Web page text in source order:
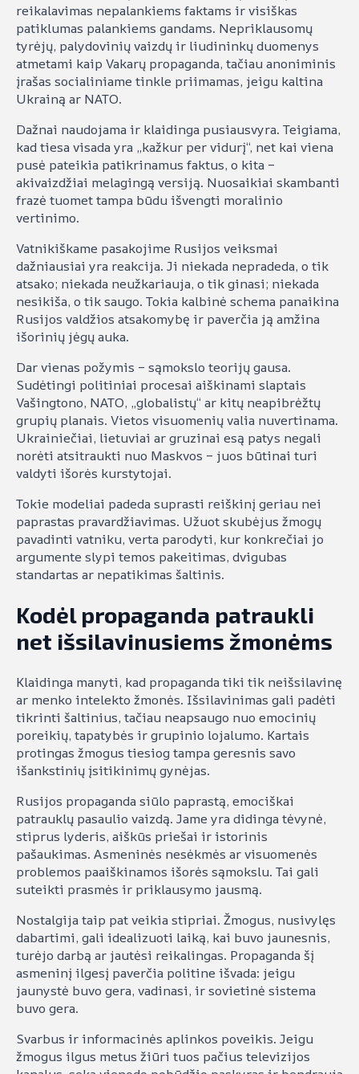
reikalavimas nepalankiems faktams ir visiškas
patiklumas palankiems gandams. Nepriklausomų
tyrėjų, palydovinių vaizdų ir liudininkų duomenys
atmetami kaip Vakarų propaganda, tačiau anoniminis
įrašas socialiniame tinkle priimamas, jeigu kaltina
Ukrainą ar NATO.
Dažnai naudojama ir klaidinga pusiausvyra. Teigiama,
kad tiesa visada yra „kažkur per vidurį“, net kai viena
pusė pateikia patikrinamus faktus, o kita –
akivaizdžiai melagingą versiją. Nuosaikiai skambanti
frazė tuomet tampa būdu išvengti moralinio
vertinimo.
Vatnikiškame pasakojime Rusijos veiksmai
dažniausiai yra reakcija. Ji niekada nepradeda, o tik
atsako; niekada neužkariauja, o tik ginasi; niekada
nesikiša, o tik saugo. Tokia kalbinė schema panaikina
Rusijos valdžios atsakomybę ir paverčia ją amžina
išorinių jėgų auka.
Dar vienas požymis – sąmokslo teorijų gausa.
Sudėtingi politiniai procesai aiškinami slaptais
Vašingtono, NATO, „globalistų“ ar kitų neapibrėžtų
grupių planais. Vietos visuomenių valia nuvertinama.
Ukrainiečiai, lietuviai ar gruzinai esą patys negali
norėti atsitraukti nuo Maskvos – juos būtinai turi
valdyti išorės kurstytojai.
Tokie modeliai padeda suprasti reiškinį geriau nei
paprastas pravardžiavimas. Užuot skubėjus žmogų
pavadinti vatniku, verta parodyti, kur konkrečiai jo
argumente slypi temos pakeitimas, dvigubas
standartas ar nepatikimas šaltinis.
Kodėl propaganda patraukli
net išsilavinusiems žmonėms
Klaidinga manyti, kad propaganda tiki tik neišsilavinę
ar menko intelekto žmonės. Išsilavinimas gali padėti
tikrinti šaltinius, tačiau neapsaugo nuo emocinių
poreikių, tapatybės ir grupinio lojalumo. Kartais
protingas žmogus tiesiog tampa geresnis savo
išankstinių įsitikinimų gynėjas.
Rusijos propaganda siūlo paprastą, emociškai
patrauklų pasaulio vaizdą. Jame yra didinga tėvynė,
stiprus lyderis, aiškūs priešai ir istorinis
pašaukimas. Asmeninės nesėkmės ar visuomenės
problemos paaiškinamos išorės sąmokslu. Tai gali
suteikti prasmės ir priklausymo jausmą.
Nostalgija taip pat veikia stipriai. Žmogus, nusivylęs
dabartimi, gali idealizuoti laiką, kai buvo jaunesnis,
turėjo darbą ar jautėsi reikalingas. Propaganda šį
asmeninį ilgesį paverčia politine išvada: jeigu
jaunystė buvo gera, vadinasi, ir sovietinė sistema
buvo gera.
Svarbus ir informacinės aplinkos poveikis. Jeigu
žmogus ilgus metus žiūri tuos pačius televizijos